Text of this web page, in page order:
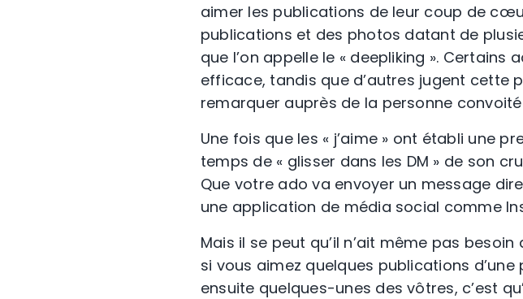
aimer les publications de leur coup de
publications et des photos datant de
que l’on appelle le « deepliking ». Certains
efficace, tandis que d’autres jugent cette
remarquer auprès de la personne
Une fois que les « j’aime » ont établi une
temps de « glisser dans les DM » de son
Que votre ado va envoyer un message
une application de média social comme
Mais il se peut qu’il n’ait même pas
si vous aimez quelques publications
ensuite quelques-unes des vôtres, c’est